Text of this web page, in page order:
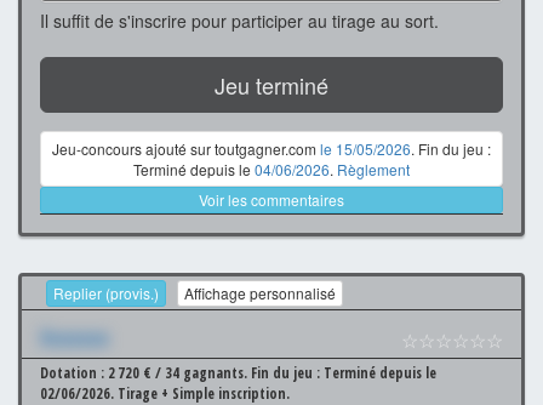
Il suffit de s'inscrire pour participer au tirage au sort.
Jeu terminé
Jeu-concours ajouté sur toutgagner.com le 15/05/2026. Fin du jeu :
Terminé depuis le 04/06/2026. Règlement
Voir les commentaires
Replier (provis.) Affichage personnalisé
Xxxxxxx ☆☆☆☆☆☆
Dotation : 2 720 € / 34 gagnants. Fin du jeu : Terminé depuis le
02/06/2026. Tirage + Simple inscription.